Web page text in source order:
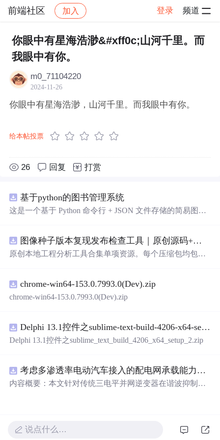
前端社区 加入 登录 频道
社区 前端社区 感慨 帖子详情
你眼中有星海浩渺&#xff0c;山河千里。而
我眼中有你。
m0_71104220
2024-11-26
你眼中有星海浩渺，山河千里。而我眼中有你。
给本帖投票
26 回复 打赏
基于python的图书管理系统
这是一个基于 Python 命令行 + JSON 文件存储的简易图书
添加、删除、修改、搜索（按书名/作者/ISBN），每本书
记录馆藏总数和当前可借数量。 学生管理：支持学生信息
过借阅上限、是否重复借阅；还书时自动判断是否逾期
（期限 30 天）；支持查看全部借阅记录、逾期记录和某人
→ 业务层 → 界面层），职责清晰，易于扩展或替换（比
如把 JSON 换成数据库只需改 storage.py）；数据保存在本
地 data/ 目录的 JSON 文件中，关闭程序数据不丢失
图像种子版本复现发布检查工具｜原创源码+测试+离线报告
原创本地工程分析工具合集单项资源。每个压缩包均包含
行效果图、README、运行说明、功能清单、MIT License
及原创授权声明。Node.js 18+ 可直接运行，零第三方运行
chrome-win64-153.0.7993.0(Dev).zip
chrome-win64-153.0.7993.0(Dev).zip
Delphi 13.1控件之sublime-text-build-4206-x64-setup-2.zip
Delphi 13.1控件之sublime_text_build_4206_x64_setup_2.zip
考虑多渗透率电动汽车接入的配电网承载能力评估研究（Matlab代码实现）
内容概要：本文针对传统三电平并网逆变器在谐波抑制、
馈控制，构建了一体化控制体系。通过理论分析与Simulink
仿真验证，该策略显著降低了并网电流谐波含量，提升了
说点什么…